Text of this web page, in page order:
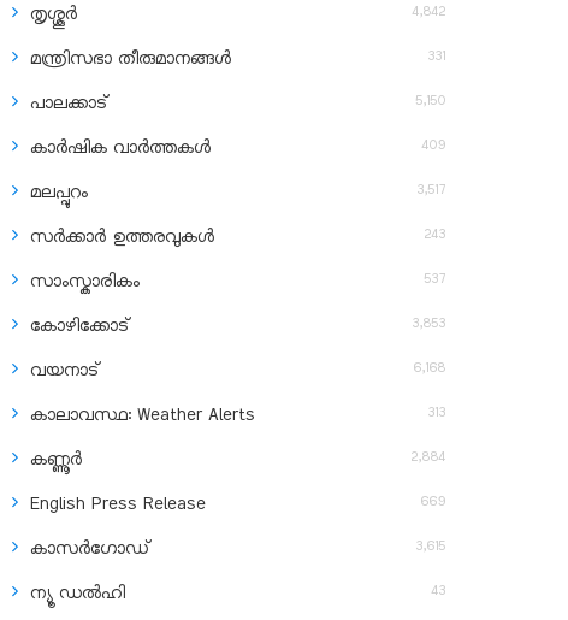
തൃശ്ശൂർ 4,842
മന്ത്രിസഭാ തീരുമാനങ്ങൾ 331
പാലക്കാട് 5,150
കാർഷിക വാർത്തകൾ 409
മലപ്പുറം 3,517
സർക്കാർ ഉത്തരവുകൾ 243
സാംസ്കാരികം 537
കോഴിക്കോട് 3,853
വയനാട് 6,168
കാലാവസ്ഥ: Weather Alerts 313
കണ്ണൂർ 2,884
English Press Release 669
കാസർഗോഡ് 3,615
ന്യൂ ഡൽഹി 43